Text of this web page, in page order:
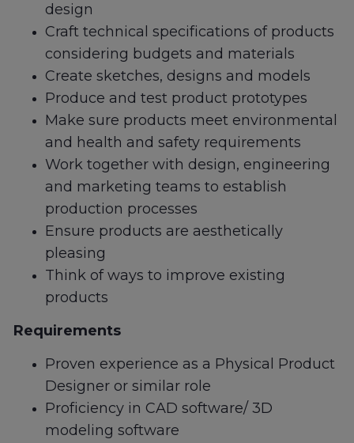
design
Craft technical specifications of products
considering budgets and materials
Create sketches, designs and models
Produce and test product prototypes
Make sure products meet environmental
and health and safety requirements
Work together with design, engineering
and marketing teams to establish
production processes
Ensure products are aesthetically
pleasing
Think of ways to improve existing
products
Requirements
Proven experience as a Physical Product
Designer or similar role
Proficiency in CAD software/ 3D
modeling software